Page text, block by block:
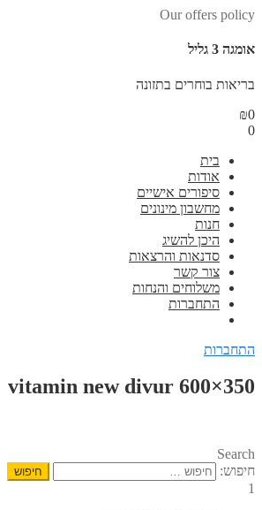
Our offers policy
אומגה 3 גליל
בריאות בוחרים בתזונה
₪0
0
בית
אודות
סיפורים אישיים
מחשבון מינונים
חנות
היכן להשיג
סדנאות והרצאות
צור קשר
משלוחים והנחות
התחברות
התחברות
vitamin new divur 600×350
Search
חיפוש:
1